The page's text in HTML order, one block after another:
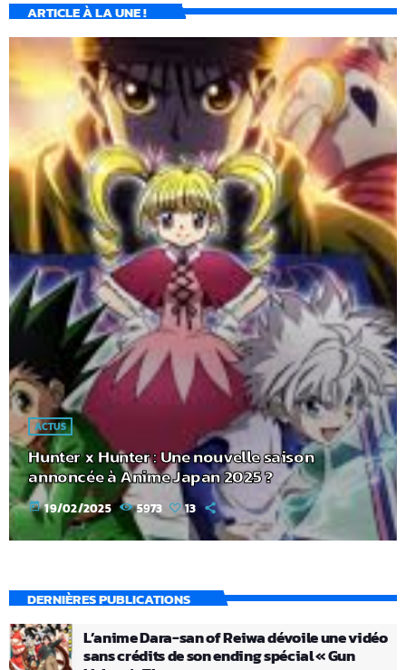
ARTICLE À LA UNE !
ACTUS
Hunter x Hunter : Une nouvelle saison
annoncée à Anime Japan 2025 ?
today 19/02/2025 5973 13
DERNIÈRES PUBLICATIONS
L’anime Dara-san of Reiwa dévoile une vidéo
sans crédits de son ending spécial « Gun